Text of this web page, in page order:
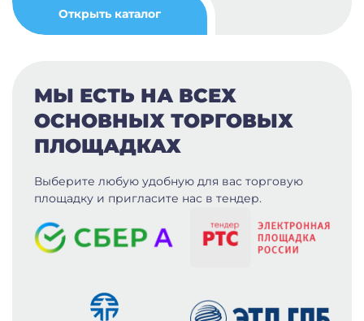
Открыть каталог
МЫ ЕСТЬ НА ВСЕХ
ОСНОВНЫХ ТОРГОВЫХ
ПЛОЩАДКАХ
Выберите любую удобную для вас торговую
площадку и пригласите нас в тендер.